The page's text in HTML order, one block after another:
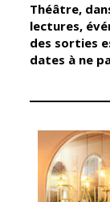
Élus
Conseil
Services
Marchés
publics
Théâtre,
lectures,
des sorties
dates à ne